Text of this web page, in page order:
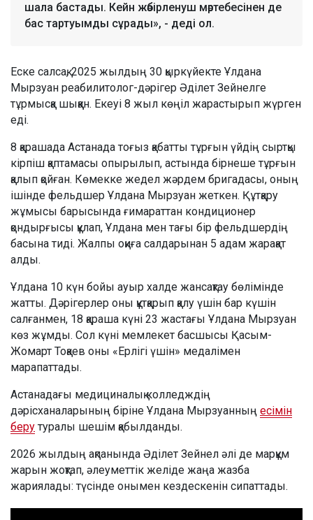
шала бастады. Кейн жәбірленуш мәртебесінен де
бас тартуымды сұрады», - деді ол.
Еске салсақ, 2025 жылдың 30 қыркүйекте Ұлдана
Мырзуан реабилитолог-дәрігер Әділет Зейнелге
тұрмысқа шыққан. Екеуі 8 жыл көңіл жарастырып жүрген
еді.
8 қарашада Астанада тоғыз қабатты тұрғын үйдің сыртқы
кірпіш қаптамасы опырылып, астында бірнеше тұрғын
қалып қойған. Көмекке жедел жәрдем бригадасы, оның
ішінде фельдшер Ұлдана Мырзуан жеткен. Құтқару
жұмысы барысында ғимараттан кондиционер
қондырғысы құлап, Ұлдана мен тағы бір фельдшердің
басына тиді. Жалпы оқиға салдарынан 5 адам жарақат
алды.
Ұлдана 10 күн бойы ауыр халде жансақтау бөлімінде
жатты. Дәрігерлер оны құтқарып қалу үшін бар күшін
салғанмен, 18 қараша күні 23 жастағы Ұлдана Мырзуан
көз жұмды. Сол күні мемлекет басшысы Қасым-
Жомарт Тоқаев оны «Ерлігі үшін» медалімен
марапаттады.
Астанадағы медициналық колледждің
дәрісханаларының біріне Ұлдана Мырзуанның есімін
беру туралы шешім қабылданды.
2026 жылдың ақпанында Әділет Зейнел әлі де марқұм
жарын жоқтап, әлеуметтік желіде жаңа жазба
жариялады: түсінде онымен кездескенін сипаттады.